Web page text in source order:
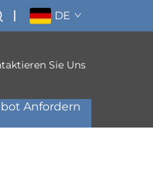
| DE
Sie Uns
Anfordern